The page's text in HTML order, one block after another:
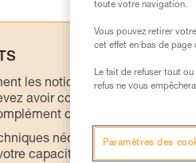
les notices techniques des
avoir compris les
d’informations.
nécessite une
capacité à refaire la
toute votre navigation.
Vous pouvez retirer
cet effet en bas de page
Le fait de refuser tout
refus ne vous
Paramètres des